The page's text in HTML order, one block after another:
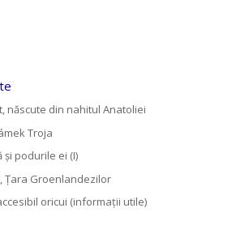
născute din nahitul Anatoliei
Troja
podurile ei (I)
Țara Groenlandezilor
oricui (informații utile)